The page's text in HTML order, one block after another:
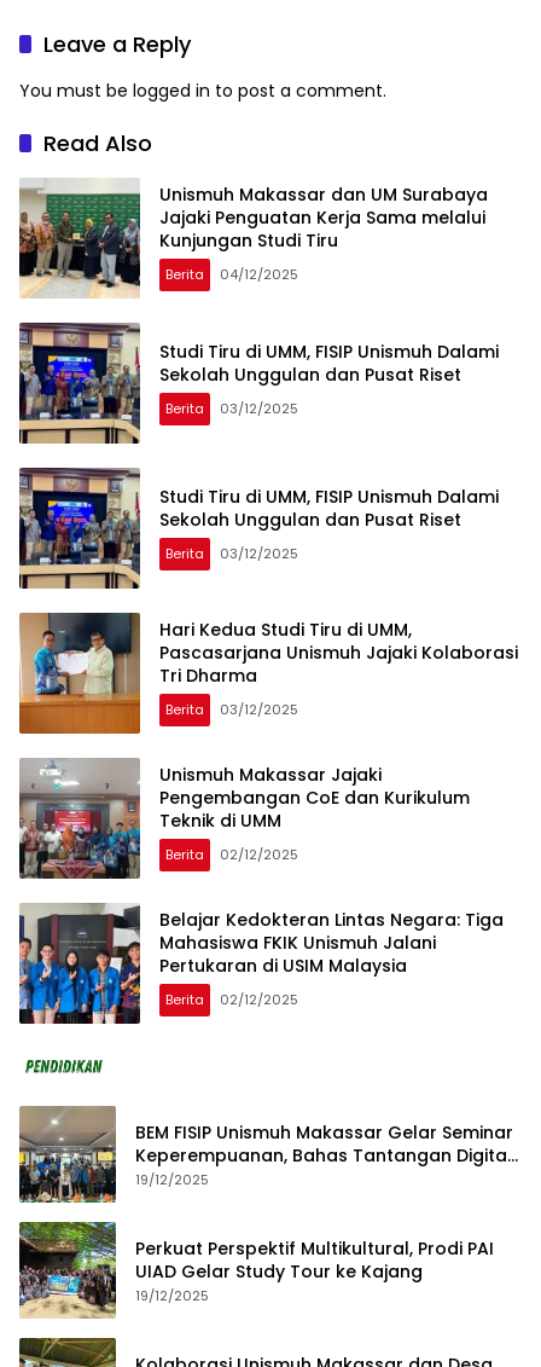
Leave a Reply
You must be logged in to post a comment.
Read Also
Unismuh Makassar dan UM Surabaya
Jajaki Penguatan Kerja Sama melalui
Kunjungan Studi Tiru
Berita 04/12/2025
Studi Tiru di UMM, FISIP Unismuh Dalami
Sekolah Unggulan dan Pusat Riset
Berita 03/12/2025
Studi Tiru di UMM, FISIP Unismuh Dalami
Sekolah Unggulan dan Pusat Riset
Berita 03/12/2025
Hari Kedua Studi Tiru di UMM,
Pascasarjana Unismuh Jajaki Kolaborasi
Tri Dharma
Berita 03/12/2025
Unismuh Makassar Jajaki
Pengembangan CoE dan Kurikulum
Teknik di UMM
Berita 02/12/2025
Belajar Kedokteran Lintas Negara: Tiga
Mahasiswa FKIK Unismuh Jalani
Pertukaran di USIM Malaysia
Berita 02/12/2025
BEM FISIP Unismuh Makassar Gelar Seminar
Keperempuanan, Bahas Tantangan Digital
dan Budaya Lokal
19/12/2025
Perkuat Perspektif Multikultural, Prodi PAI
UIAD Gelar Study Tour ke Kajang
19/12/2025